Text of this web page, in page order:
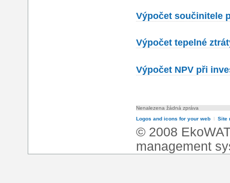
Výpočet součinitele
Výpočet tepelné
Výpočet NPV při
Nenalezena žádná zpráva
Logos and icons for your web l Site
© 2008
management